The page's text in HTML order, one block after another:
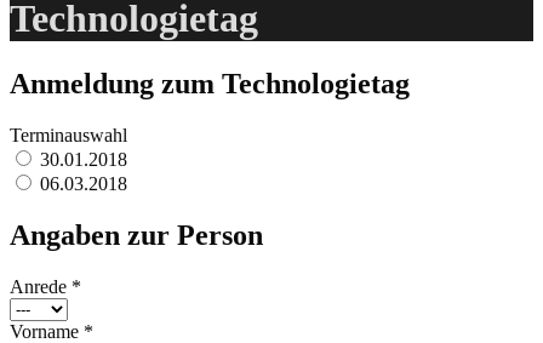
Technologietag
Anmeldung zum Technologietag
Terminauswahl
30.01.2018
06.03.2018
Angaben zur Person
Anrede *
Vorname *